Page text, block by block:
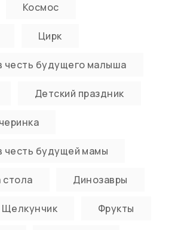
Космос
Цирк
честь будущего малыша
Детский праздник
честь будущей мамы
стола Динозавры
Щелкунчик Фрукты